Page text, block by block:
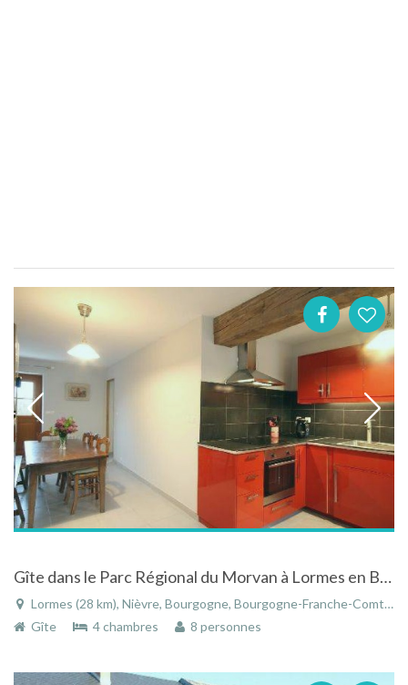
Gîte dans le Parc Régional du Morvan à Lormes en Bourgogne
Lormes (28 km), Nièvre, Bourgogne, Bourgogne-Franche-Comté, France
Gîte
4 chambres 8 personnes